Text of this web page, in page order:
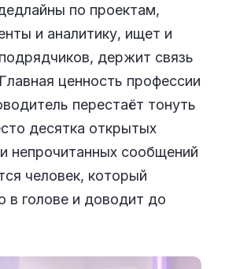
по проектам,
и аналитику, ищет и
держит связь
ценность профессии
перестаёт тонуть
десятка открытых
непрочитанных сообщений
человек, который
в голове и доводит до